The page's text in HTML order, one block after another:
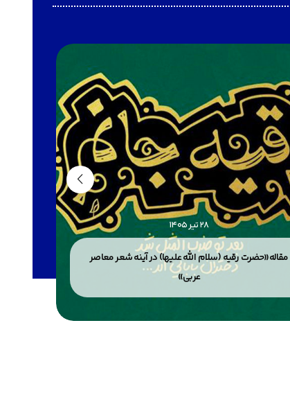
28 تیر 1405
مقاله«حضرت رقیه (سلام الله علیها) در آینه شعر معاصر
عربی»